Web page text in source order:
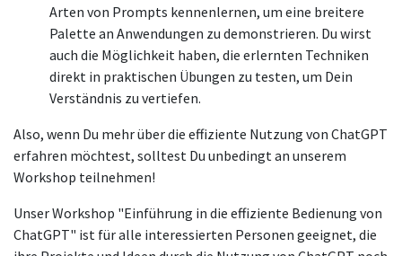
Arten von Prompts kennenlernen, um eine breitere
Palette an Anwendungen zu demonstrieren. Du wirst
auch die Möglichkeit haben, die erlernten Techniken
direkt in praktischen Übungen zu testen, um Dein
Verständnis zu vertiefen.
Also, wenn Du mehr über die effiziente Nutzung von ChatGPT
erfahren möchtest, solltest Du unbedingt an unserem
Workshop teilnehmen!
Unser Workshop "Einführung in die effiziente Bedienung von
ChatGPT" ist für alle interessierten Personen geeignet, die